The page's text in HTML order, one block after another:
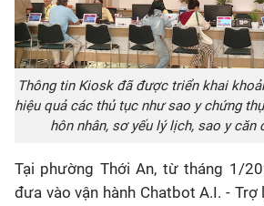
Thông tin Kioskđã được triển khai
hiệu quả các thủ tục như sao y chứng
hôn nhân, sơ yếu lý lịch, sao y căn
Tại phường Thới An, từ tháng 1/
đưa vào vận hành Chatbot A.I. -